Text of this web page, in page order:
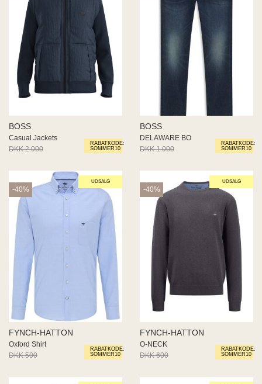
RABATKODE:
SOMMER10
BOSS
Casual Jackets
DKK 2.000
DKK 1.000
RABATKODE:
SOMMER10
BOSS
DELAWARE BO
DKK 1.000
DKK 500
UDSALG
RABATKODE:
SOMMER10
-40%
FYNCH-HATTON
Oxford Shirt
DKK 500
DKK 300
UDSALG
RABATKODE:
SOMMER10
-40%
FYNCH-HATTON
O-NECK
DKK 600
DKK 360